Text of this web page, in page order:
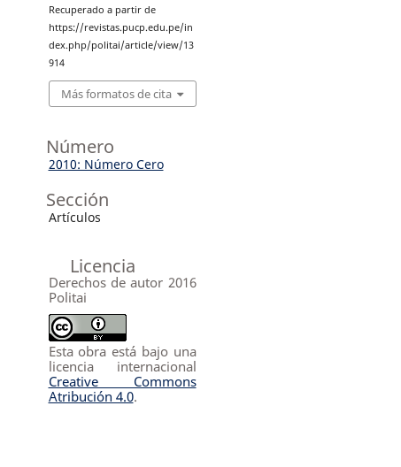
Recuperado a partir de
https://revistas.pucp.edu.pe/in
dex.php/politai/article/view/13
914
Más formatos de cita
Número
2010: Número Cero
Sección
Artículos
Licencia
Derechos de autor 2016
Politai
Esta obra está bajo una
licencia internacional
Creative Commons
Atribución 4.0.